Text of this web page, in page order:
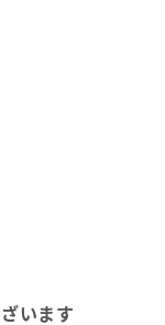
います